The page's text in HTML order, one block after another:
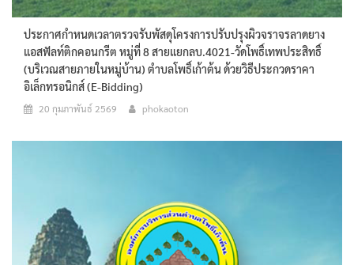
ประกาศกำหนดเวลาตรวจรับพัสดุโครงการปรับปรุงผิวจราจรลาดยาง
แอสฟัลท์ติกคอนกรีต หมู่ที่ 8 สายแยกลบ.4021-วัดโพธิ์เทพประสิทธิ์
(บริเวณสายภายในหมู่บ้าน) ตำบลโพธิ์เก้าต้น ด้วยวิธีประกวดราคา
อิเล็กทรอนิกส์ (e-Bidding)
20 กุมภาพันธ์ 2569 phokaoton